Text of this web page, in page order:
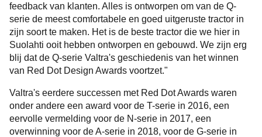
feedback van klanten. Alles is ontworpen om van de Q-
serie de meest comfortabele en goed uitgeruste tractor in
zijn soort te maken. Het is de beste tractor die we hier in
Suolahti ooit hebben ontworpen en gebouwd. We zijn erg
blij dat de Q-serie Valtra's geschiedenis van het winnen
van Red Dot Design Awards voortzet."
Valtra's eerdere successen met Red Dot Awards waren
onder andere een award voor de T-serie in 2016, een
eervolle vermelding voor de N-serie in 2017, een
overwinning voor de A-serie in 2018, voor de G-serie in